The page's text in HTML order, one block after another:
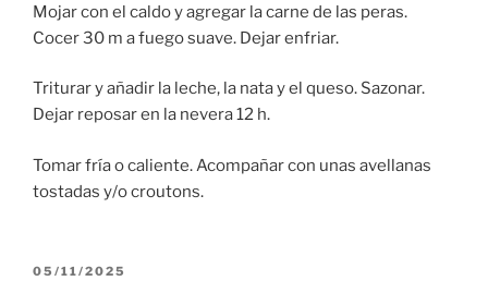
Mojar con el caldo y agregar la carne de las peras.
Cocer 30 m a fuego suave. Dejar enfriar.
Triturar y añadir la leche, la nata y el queso. Sazonar.
Dejar reposar en la nevera 12 h.
Tomar fría o caliente. Acompañar con unas avellanas
tostadas y/o croutons.
PUBLICADO
05/11/2025